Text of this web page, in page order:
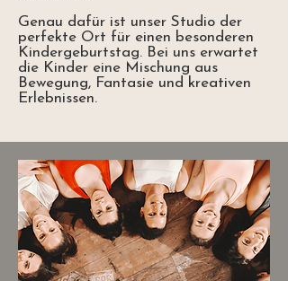
Genau dafür ist unser Studio der
perfekte Ort für einen besonderen
Kindergeburtstag. Bei uns erwartet
die Kinder eine Mischung aus
Bewegung, Fantasie und kreativen
Erlebnissen.